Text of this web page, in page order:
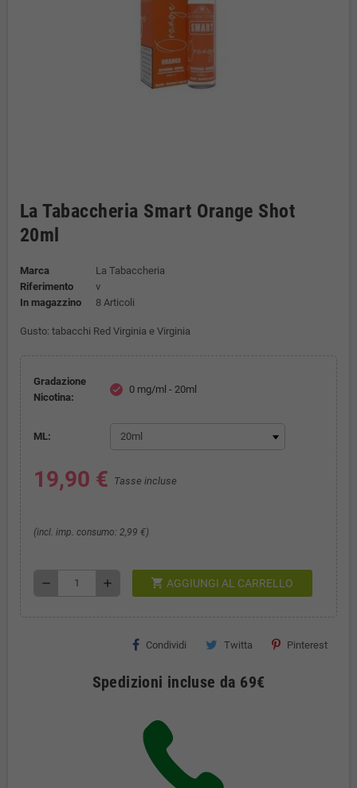
La Tabaccheria Smart Orange Shot
20ml
Marca
La Tabaccheria
Riferimento
v
In magazzino
8 Articoli
Gusto: tabacchi Red Virginia e Virginia
Gradazione
Nicotina:
check 0 mg/ml - 20ml
ML:
19,90 € Tasse incluse
(incl. imp. consumo: 2,99 €)
remove add shopping_cart AGGIUNGI AL CARRELLO
Condividi Twitta Pinterest
Spedizioni incluse da 69€